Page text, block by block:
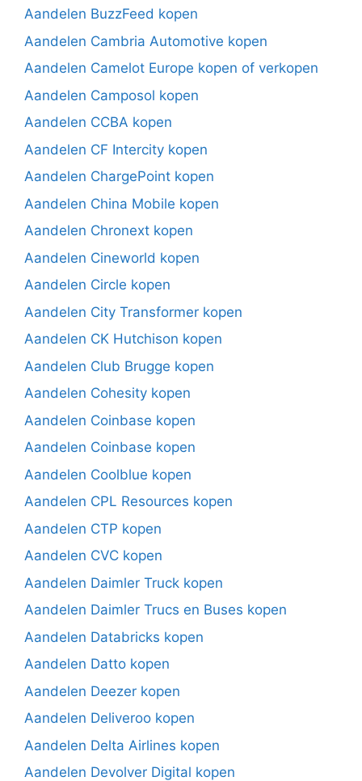
Aandelen BuzzFeed kopen
Aandelen Cambria Automotive kopen
Aandelen Camelot Europe kopen of verkopen
Aandelen Camposol kopen
Aandelen CCBA kopen
Aandelen CF Intercity kopen
Aandelen ChargePoint kopen
Aandelen China Mobile kopen
Aandelen Chronext kopen
Aandelen Cineworld kopen
Aandelen Circle kopen
Aandelen City Transformer kopen
Aandelen CK Hutchison kopen
Aandelen Club Brugge kopen
Aandelen Cohesity kopen
Aandelen Coinbase kopen
Aandelen Coinbase kopen
Aandelen Coolblue kopen
Aandelen CPL Resources kopen
Aandelen CTP kopen
Aandelen CVC kopen
Aandelen Daimler Truck kopen
Aandelen Daimler Trucs en Buses kopen
Aandelen Databricks kopen
Aandelen Datto kopen
Aandelen Deezer kopen
Aandelen Deliveroo kopen
Aandelen Delta Airlines kopen
Aandelen Devolver Digital kopen